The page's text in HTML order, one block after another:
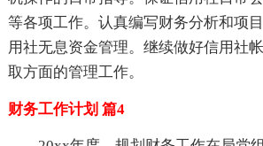
等各项工作。认真编写财务分析和项
用社无息资金管理。继续做好信用社
取方面的管理工作。
财务工作计划 篇4